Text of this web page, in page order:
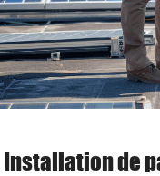
Installation de